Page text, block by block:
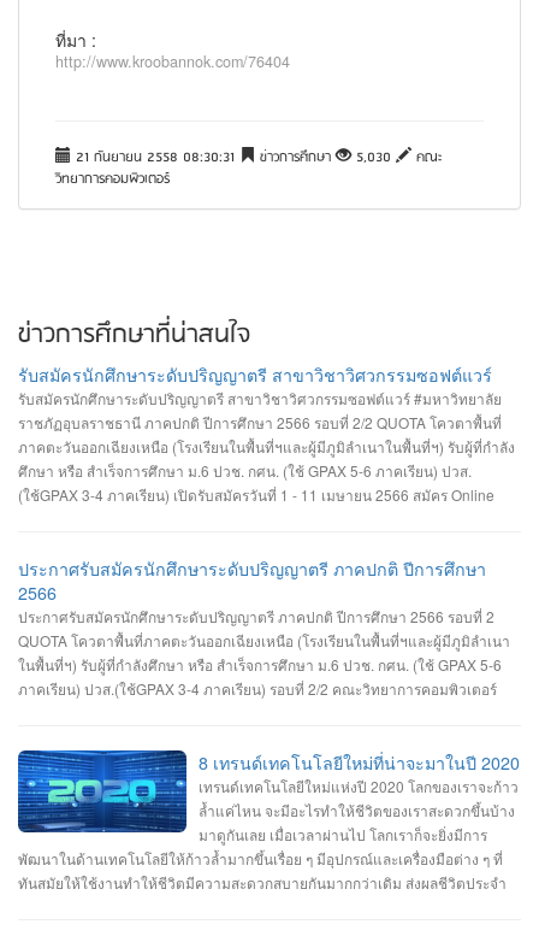
ที่มา :
http://www.kroobannok.com/76404
21 กันยายน 2558 08:30:31 ข่าวการศึกษา 5,030
คณะ
วิทยาการคอมพิวเตอร์
ข่าวการศึกษาที่น่าสนใจ
รับสมัครนักศึกษาระดับปริญญาตรี สาขาวิชาวิศวกรรมซอฟต์แวร์
รับสมัครนักศึกษาระดับปริญญาตรี สาขาวิชาวิศวกรรมซอฟต์แวร์ #มหาวิทยาลัย
ราชภัฏอุบลราชธานี ภาคปกติ ปีการศึกษา 2566 รอบที่ 2/2 QUOTA โควตาพื้นที่
ภาคตะวันออกเฉียงเหนือ (โรงเรียนในพื้นที่ฯและผู้มีภูมิลำเนาในพื้นที่ฯ) รับผู้ที่กำลัง
ศึกษา หรือ สำเร็จการศึกษา ม.6 ปวช. กศน. (ใช้ GPAX 5-6 ภาคเรียน) ปวส.
(ใช้GPAX 3-4 ภาคเรียน) เปิดรับสมัครวันที่ 1 - 11 เมษายน 2566 สมัคร Online
ประกาศรับสมัครนักศึกษาระดับปริญญาตรี ภาคปกติ ปีการศึกษา
2566
ประกาศรับสมัครนักศึกษาระดับปริญญาตรี ภาคปกติ ปีการศึกษา 2566 รอบที่ 2
QUOTA โควตาพื้นที่ภาคตะวันออกเฉียงเหนือ (โรงเรียนในพื้นที่ฯและผู้มีภูมิลำเนา
ในพื้นที่ฯ) รับผู้ที่กำลังศึกษา หรือ สำเร็จการศึกษา ม.6 ปวช. กศน. (ใช้ GPAX 5-6
ภาคเรียน) ปวส.(ใช้GPAX 3-4 ภาคเรียน) รอบที่ 2/2 คณะวิทยาการคอมพิวเตอร์
เว็บไซต์ https://admission.ubru.ac.th/ รายละเอียด เกณฑ์ คุณสมบัติ การรับสมัคร
https://misdoc.ubru.ac.th/tcas.../anouncement2566_22_7.pdf ติดต่อสอบถาม
045-352-000 ต่อ 5601 หรือ 045-352-144, 045-352-147
8 เทรนด์เทคโนโลยีใหม่ที่น่าจะมาในปี 2020
เทรนด์เทคโนโลยีใหม่แห่งปี 2020 โลกของเราจะก้าว
ล้ำแค่ไหน จะมีอะไรทำให้ชีวิตของเราสะดวกขึ้นบ้าง
มาดูกันเลย เมื่อเวลาผ่านไป โลกเราก็จะยิ่งมีการ
พัฒนาในด้านเทคโนโลยีให้ก้าวล้ำมากขึ้นเรื่อย ๆ มีอุปกรณ์และเครื่องมือต่าง ๆ ที่
ทันสมัยให้ใช้งานทำให้ชีวิตมีความสะดวกสบายกันมากกว่าเดิม ส่งผลชีวิตประจำ